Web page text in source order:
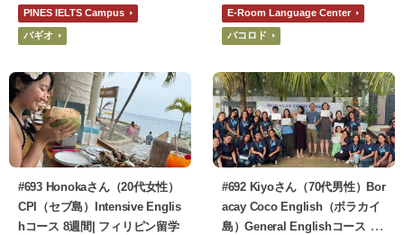
講師の方々のレベルや学校内の雰
囲気です。IELTSの目標スコアを
達成するために、先生方や生徒さ
です。
PINES IELTS Campus
バギオ
につけたかったのでフィリピンに
しました。その中でもE-Roomに
決めた理由は、安さです。他の学
めました。
E-Room Language Center
バコロド
#693 Honokaさん（20代女性）
CPI（セブ島）Intensive Englis
hコース 8週間| フィリピン留学
#692 Kiyoさん（70代男性）Bor
acay Coco English（ボラカイ
島）General Englishコース 2